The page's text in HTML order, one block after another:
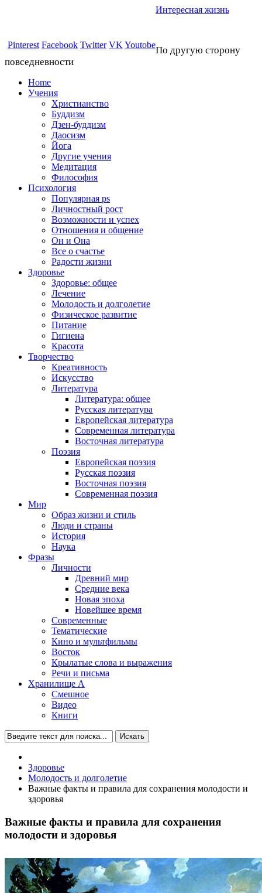
Pinterest Facebook Twitter VK Youtobe
Интересная жизнь
По другую сторону
повседневности
Home
Учения
Христианство
Буддизм
Дзен-буддизм
Даосизм
Йога
Другие учения
Медитация
Философия
Психология
Популярная ps
Личностный рост
Возможности и успех
Отношения и общение
Он и Она
Все о счастье
Радости жизни
Здоровье
Здоровье: общее
Лечение
Молодость и долголетие
Физическое развитие
Питание
Гигиена
Красота
Творчество
Креативность
Искусство
Литература
Литература: общее
Русская литература
Европейская литература
Современная литература
Восточная литература
Поэзия
Европейская поэзия
Русская поэзия
Восточная поэзия
Современная поэзия
Мир
Образ жизни и стиль
Люди и страны
История
Наука
Фразы
Личности
Древний мир
Средние века
Новая эпоха
Новейшее время
Современные
Тематические
Кино и мультфильмы
Восток
Крылатые слова и выражения
Речи и письма
Хранилище А
Смешное
Видео
Книги
Искать
Здоровье
Молодость и долголетие
Важные факты и правила для сохранения молодости и
здоровья
Важные факты и правила для сохранения
молодости и здоровья